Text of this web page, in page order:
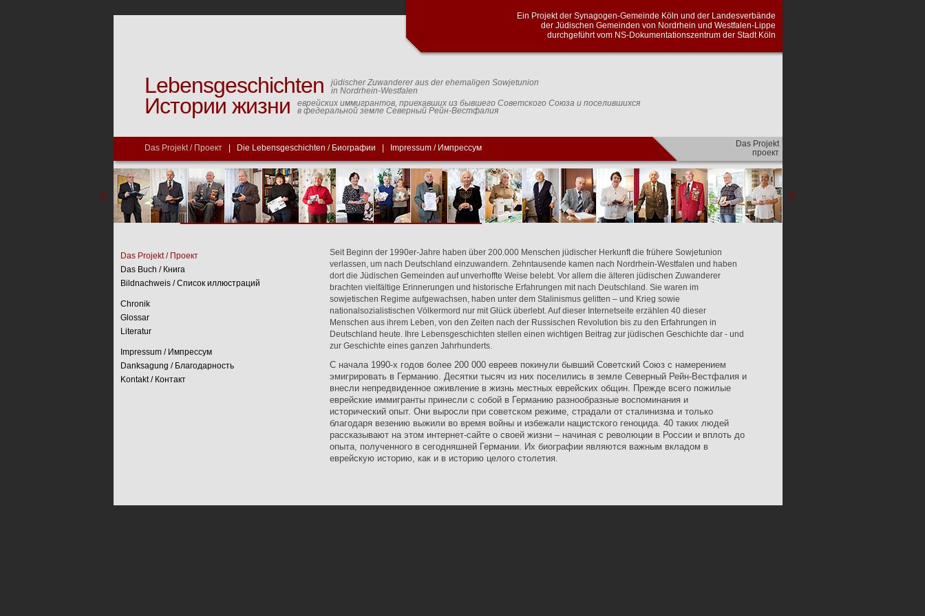
Ein Projekt der Synagogen-Gemeinde Köln und der Landesverbände
der Jüdischen Gemeinden von Nordrhein und Westfalen-Lippe
durchgeführt vom NS-Dokumentationszentrum der Stadt Köln
Lebensgeschichten
jüdischer Zuwanderer aus der ehemaligen Sowjetunion
in Nordrhein-Westfalen
Истории жизни еврейских иммигрантов, приехавших из бывшего Советского Союза и поселившихся
в федеральной земле Северный Рейн-Вестфалия
Das Projekt / Проект Die Lebensgeschichten / Биографии Impressum / Импрессум
Das Projekt
проект
Das Projekt / Проект
Das Buch / Книга
Bildnachweis / Список иллюстраций
Chronik
Glossar
Literatur
Impressum / Импрессум
Danksagung / Благодарность
Kontakt / Контакт
Seit Beginn der 1990er-Jahre haben über 200.000 Menschen jüdischer Herkunft die frühere Sowjetunion
verlassen, um nach Deutschland einzuwandern. Zehntausende kamen nach Nordrhein-Westfalen und haben
dort die Jüdischen Gemeinden auf unverhoffte Weise belebt. Vor allem die älteren jüdischen Zuwanderer
brachten vielfältige Erinnerungen und historische Erfahrungen mit nach Deutschland. Sie waren im
sowjetischen Regime aufgewachsen, haben unter dem Stalinismus gelitten – und Krieg sowie
nationalsozialistischen Völkermord nur mit Glück überlebt. Auf dieser Internetseite erzählen 40 dieser
Menschen aus ihrem Leben, von den Zeiten nach der Russischen Revolution bis zu den Erfahrungen in
Deutschland heute. Ihre Lebensgeschichten stellen einen wichtigen Beitrag zur jüdischen Geschichte dar - und
zur Geschichte eines ganzen Jahrhunderts.
С начала 1990-х годов более 200 000 евреев покинули бывший Советский Союз с намерением
эмигрировать в Германию. Десятки тысяч из них поселились в земле Северный Рейн-Вестфалия и
внесли непредвиденное оживление в жизнь местных еврейских общин. Прежде всего пожилые
еврейские иммигранты принесли с собой в Германию разнообразные воспоминания и
исторический опыт. Они выросли при советском режиме, страдали от сталинизма и только
благодаря везению выжили во время войны и избежали нацистского геноцида. 40 таких людей
рассказывают на этом интернет-сайте о своей жизни – начиная с революции в России и вплоть до
опыта, полученного в сегодняшней Германии. Их биографии являются важным вкладом в
еврейскую историю, как и в историю целого столетия.